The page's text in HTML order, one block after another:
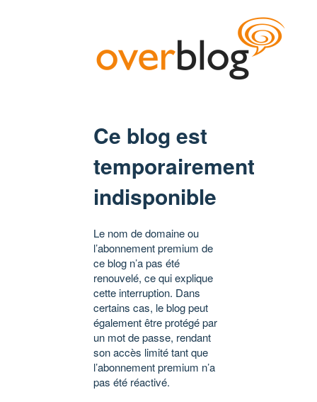
Ce blog est
temporairement
indisponible
Le nom de domaine ou
l’abonnement premium de
ce blog n’a pas été
renouvelé, ce qui explique
cette interruption. Dans
certains cas, le blog peut
également être protégé par
un mot de passe, rendant
son accès limité tant que
l’abonnement premium n’a
pas été réactivé.